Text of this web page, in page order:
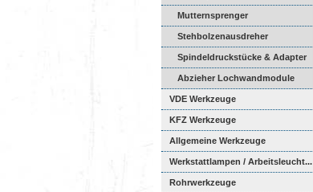
Mutternsprenger
Stehbolzenausdreher
Spindeldruckstücke & Adapter
Abzieher Lochwandmodule
VDE Werkzeuge
KFZ Werkzeuge
Allgemeine Werkzeuge
Werkstattlampen / Arbeitsleucht...
Rohrwerkzeuge